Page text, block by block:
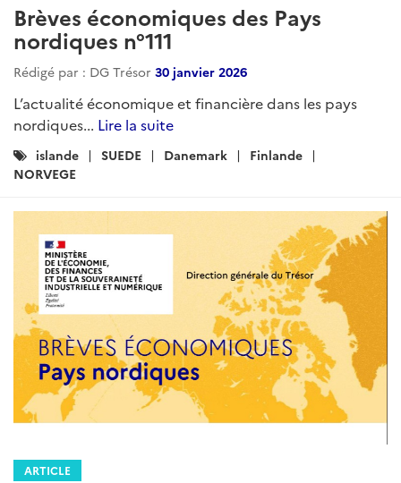
Brèves économiques des Pays
nordiques n°111
Rédigé par : DG Trésor 30 janvier 2026
L’actualité économique et financière dans les pays
nordiques... Lire la suite
Catégories
:
islande SUEDE Danemark
Finlande
NORVEGE
ARTICLE